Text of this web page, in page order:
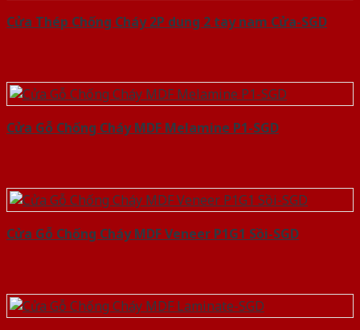
Cửa Thép Chống Cháy 2P dung 2 tay nam Cửa-SGD
Cửa Gỗ Chống Cháy MDF Melamine P1-SGD
Cửa Gỗ Chống Cháy MDF Veneer P1G1 Sồi-SGD